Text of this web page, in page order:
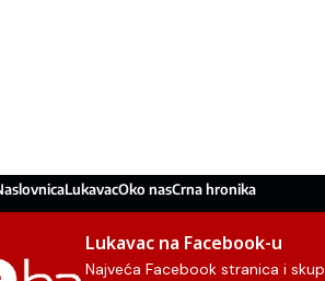
LukavacOko nasCrna hronika
Lukavac na Facebook-u
Najveća Facebook stranica i skup